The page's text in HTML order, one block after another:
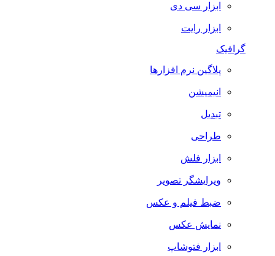
ابزار سی دی
ابزار رایت
گرافیک
پلاگین نرم افزارها
انیمیشن
تبدیل
طراحی
ابزار فلش
ویرایشگر تصویر
ضبط فيلم و عكس
نمایش عکس
ابزار فتوشاپ